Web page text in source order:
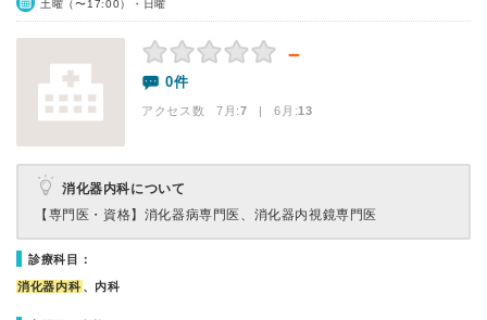
土曜（〜17:00）・日曜
－
0件
アクセス数 7月:7 | 6月:13
消化器内科について
【専門医・資格】 消化器病専門医、消化器内視鏡専門医
診療科目：
消化器内科 、内科